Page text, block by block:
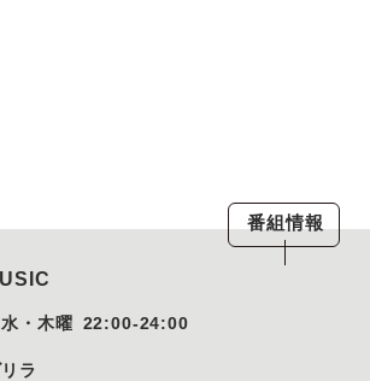
番組情報
・木曜 22:00-24:00
ラ